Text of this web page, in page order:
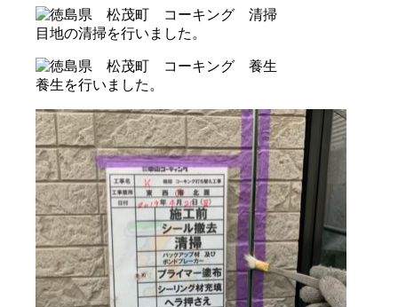
目地の清掃を行いました。
養生を行いました。